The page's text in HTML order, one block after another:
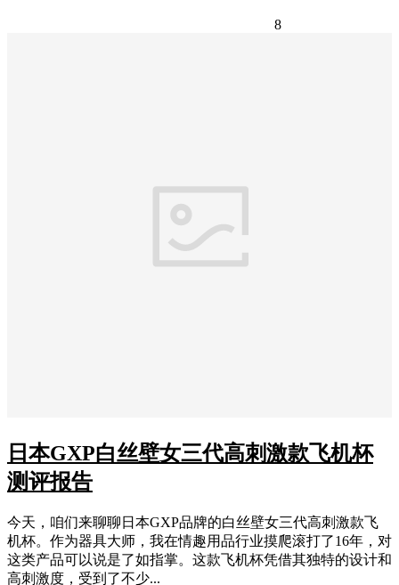
8
日本GXP白丝壁女三代高刺激款飞机杯
测评报告
今天，咱们来聊聊日本GXP品牌的白丝壁女三代高刺激款飞
机杯。作为器具大师，我在情趣用品行业摸爬滚打了16年，对
这类产品可以说是了如指掌。这款飞机杯凭借其独特的设计和
高刺激度，受到了不少...